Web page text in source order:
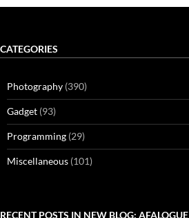
CATEGORIES
Photography (390)
Gadget (93)
Programming (29)
Miscellaneous (101)
RECENT POSTS IN NEW BLOG: AFALOGUE